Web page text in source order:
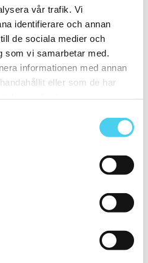
vår trafik. Vi
identifierare och annan
de sociala medier och
som vi samarbetar med.
informationen med annan
eller som de har
(1)
cm(1)
(2)
cm(1)
(18)
cm(1)
cm(16)